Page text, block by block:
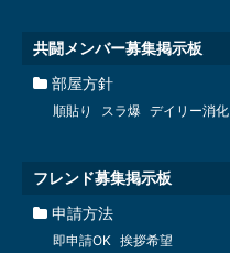
共闘メンバー募集掲示板
部屋方針
順貼り スラ爆 デイリー消化
フレンド募集掲示板
申請方法
即申請OK 挨拶希望